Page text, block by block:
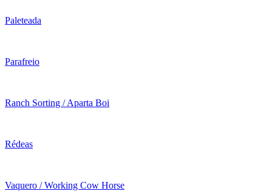
Paleteada
Parafreio
Ranch Sorting / Aparta Boi
Rédeas
Vaquero / Working Cow Horse